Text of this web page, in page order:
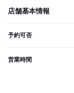
店舗基本情報
予約可否
営業時間